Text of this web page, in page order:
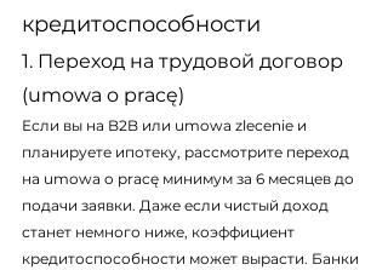
кредитоспособности
1. Переход на трудовой договор
(umowa o pracę)
Если вы на B2B или umowa zlecenie и
планируете ипотеку, рассмотрите переход
на umowa o pracę минимум за 6 месяцев до
подачи заявки. Даже если чистый доход
станет немного ниже, коэффициент
кредитоспособности может вырасти. Банки